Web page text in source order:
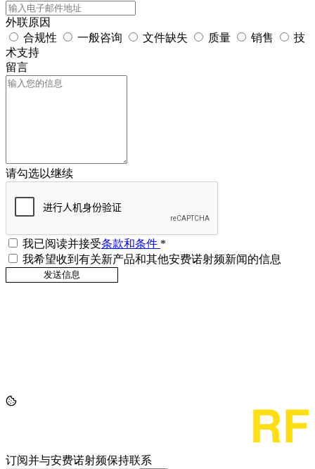
外联原因
合规性
一般咨询 文件缺失 质量 销售
技
术支持
留言
请勾选以继续
我已阅读并接受条款和条件 *
我希望收到有关新产品和其他安费诺射频新闻的信息
订阅并与安费诺射频保持联系